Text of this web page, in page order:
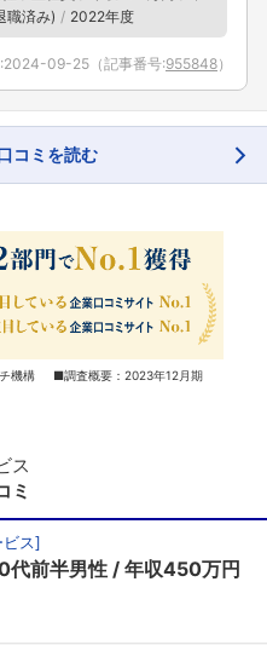
職済み)
2022年度
2024-09-25 （記事番号:955848）
コミを読む
チ機構 ■調査概要：2023年12月期
ス
ミ
ス]
代前半男性
年収450万円